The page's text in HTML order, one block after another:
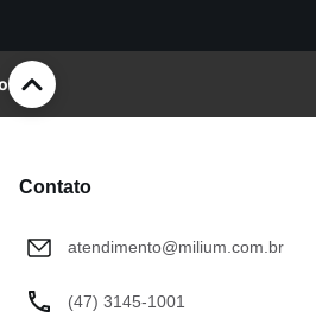
Contato
atendimento@milium.com.br
(47) 3145-1001